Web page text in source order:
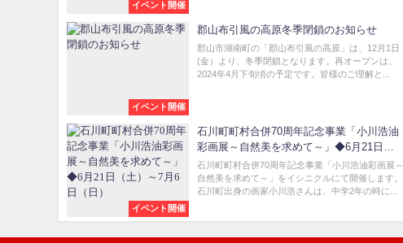
イベント開催
イベント開催
郡山布引風の高原冬季閉鎖のお知らせ
郡山市湖南町の「郡山布引風の高原」は、12月1日
(金）より、冬季閉鎖となります。再オープンは、
2024年4月下旬頃の予定です。皆様のご理解と...
イベント開催
石川町町村合併70周年記念事業「小川浩油
彩画展～自然美を求めて～」◆6月21日
（土）～7月6日（日）
石川町町村合併70周年記念事業「小川浩油彩画展～
自然美を求めて～」をイシニクルにて開催します。
石川町出身の画家小川浩さんは、中学2年の時に...